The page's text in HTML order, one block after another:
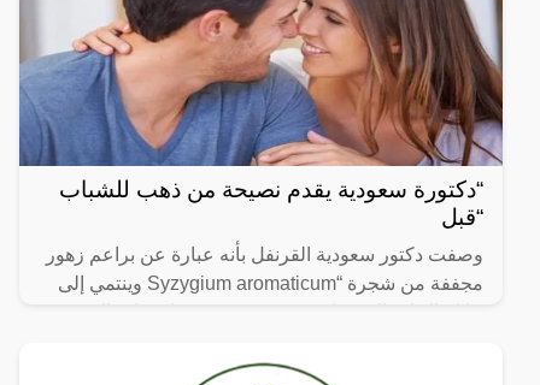
“دكتورة سعودية يقدم نصيحة من ذهب للشباب
“قبل
وصفت دكتور سعودية القرنفل بأنه عبارة عن براعم زهور
مجففة من شجرة “Syzygium aromaticum وينتمي إلى